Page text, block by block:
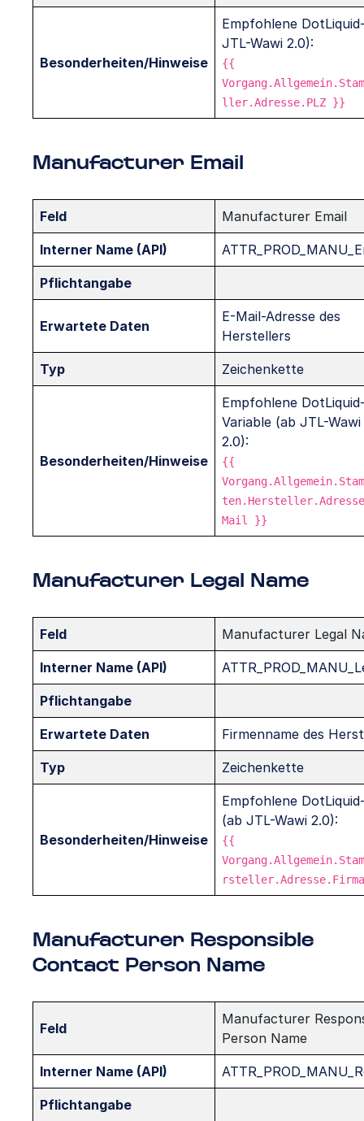
Besonderheiten/Hinweise
Empfohlene
JTL-Wawi 2.0):
{{
ller.Adresse.PLZ }}
Manufacturer Email
Feld Manufacturer Email
Interner Name (API)
Pflichtangabe
Erwartete Daten
E-Mail-Adresse des
Herstellers
Typ Zeichenkette
Besonderheiten/Hinweise
Empfohlene
Variable (ab JTL-Wawi
2.0):
{{
Mail }}
Manufacturer Legal Name
Feld Manufacturer Legal
Interner Name (API)
Pflichtangabe
Erwartete Daten Firmenname des
Typ Zeichenkette
Besonderheiten/Hinweise
Empfohlene
(ab JTL-Wawi 2.0):
{{
Manufacturer Responsible
Contact Person Name
Feld
Manufacturer
Person Name
Interner Name (API)
Pflichtangabe